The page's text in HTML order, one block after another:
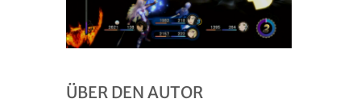
ÜBER DEN AUTOR